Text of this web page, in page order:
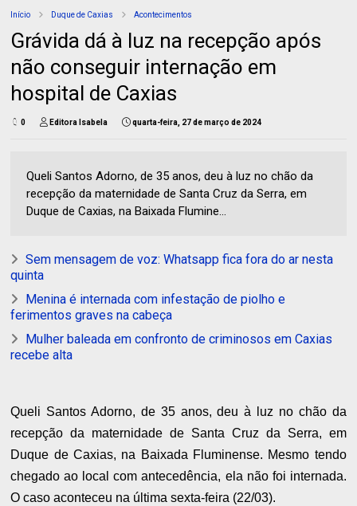
Início Duque de Caxias Acontecimentos
Grávida dá à luz na recepção após
não conseguir internação em
hospital de Caxias
0 Editora Isabela quarta-feira, 27 de março de 2024
Queli Santos Adorno, de 35 anos, deu à luz no chão da
recepção da maternidade de Santa Cruz da Serra, em
Duque de Caxias, na Baixada Flumine...
Sem mensagem de voz: Whatsapp fica fora do ar nesta
quinta
Menina é internada com infestação de piolho e
ferimentos graves na cabeça
Mulher baleada em confronto de criminosos em Caxias
recebe alta
Queli Santos Adorno, de 35 anos, deu à luz no chão da
recepção da maternidade de Santa Cruz da Serra, em
Duque de Caxias, na Baixada Fluminense. Mesmo tendo
chegado ao local com antecedência, ela não foi internada.
O caso aconteceu na última sexta-feira (22/03).